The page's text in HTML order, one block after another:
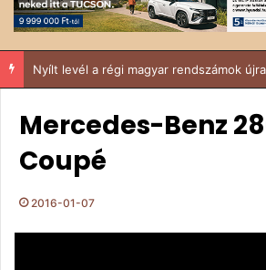
Nyílt levél a régi magyar rendszámok
Mercedes-Benz
Coupé
2016-01-07